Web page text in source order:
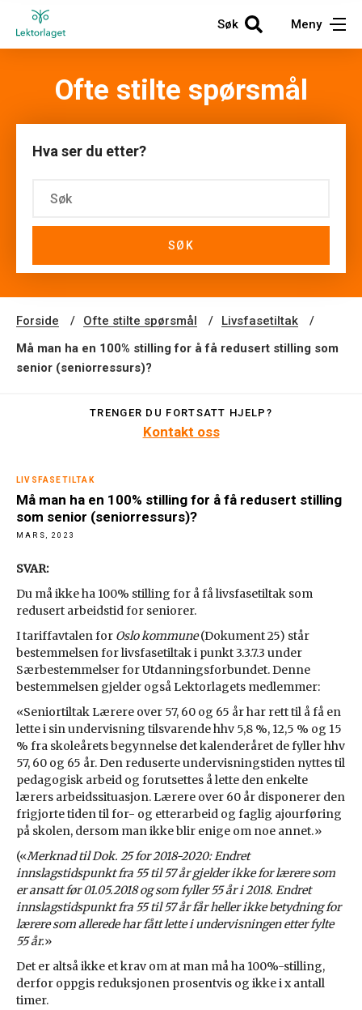
Søk Meny
Ofte stilte spørsmål
Hva ser du etter?
SØK
Forside Ofte stilte spørsmål
Livsfasetiltak
Må man ha en 100% stilling for å få redusert stilling som
senior (seniorressurs)?
LIVSFASETILTAK
Må man ha en 100% stilling for å få redusert stilling
som senior (seniorressurs)?
MARS, 2023
SVAR:
Du må ikke ha 100% stilling for å få livsfasetiltak som
redusert arbeidstid for seniorer.
I tariffavtalen for Oslo kommune(Dokument 25) står
bestemmelsen for livsfasetiltak i punkt 3.3.7.3 under
Særbestemmelser for Utdanningsforbundet. Denne
bestemmelsen gjelder også Lektorlagets medlemmer:
«Seniortiltak Lærere over 57, 60 og 65 år har rett til å få en
lette i sin undervisning tilsvarende hhv 5,8 %, 12,5 % og 15
% fra skoleårets begynnelse det kalenderåret de fyller hhv
57, 60 og 65 år. Den reduserte undervisningstiden nyttes til
pedagogisk arbeid og forutsettes å lette den enkelte
lærers arbeidssituasjon. Lærere over 60 år disponerer den
frigjorte tiden til for- og etterarbeid og faglig ajourføring
på skolen, dersom man ikke blir enige om noe annet.»
(«Merknad til Dok. 25 for 2018-2020: Endret
innslagstidspunkt fra 55 til 57 år gjelder ikke for lærere som
er ansatt før 01.05.2018 og som fyller 55 år i 2018. Endret
innslagstidspunkt fra 55 til 57 år får heller ikke betydning for
lærere som allerede har fått lette i undervisningen etter fylte
55 år.»
Det er altså ikke et krav om at man må ha 100%-stilling,
derfor oppgis reduksjonen prosentvis og ikke i x antall
timer.
TRENGER DU FORTSATT HJELP?
Kontakt oss